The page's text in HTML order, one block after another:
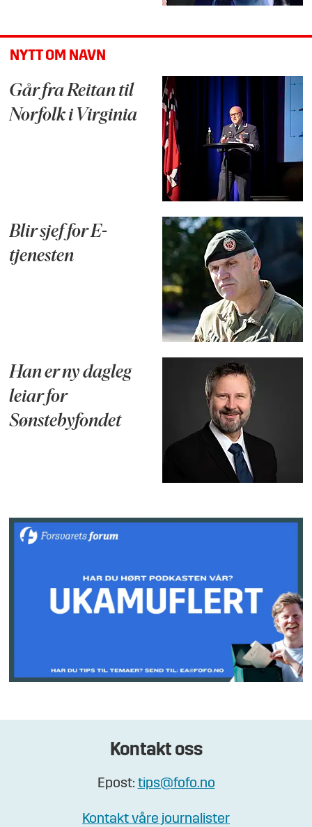
NYTT OM NAVN
Går fra Reitan til
Norfolk i Virginia
Blir sjef for E-
tjenesten
Han er ny dagleg
leiar for
Sønstebyfondet
Kontakt oss
Epost: tips@fofo.no
Kontakt våre journalister